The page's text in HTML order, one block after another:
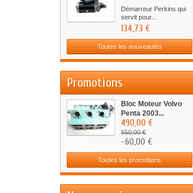
Démarreur Perkins qui
servit pour...
134,73 €
Toutes les nouveautés
Promotions
Bloc Moteur Volvo
Penta 2003...
490,00 €
550,00 €
-60,00 €
Toutes les promotions